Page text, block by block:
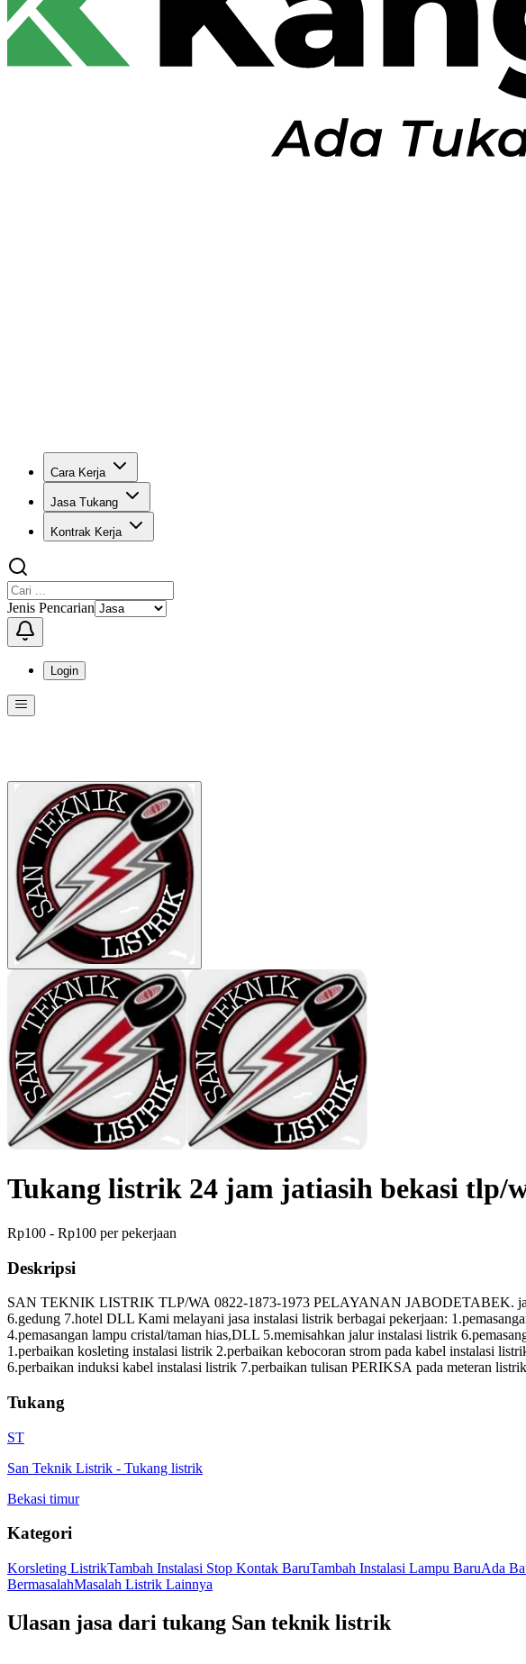
Cara Kerja
Jasa Tukang
Kontrak Kerja
Jenis Pencarian
Login
Menu ini berisi navigasi untuk mengakses fitur-fitur di KangPro
Tukang listrik 24 jam jatiasih bekasi tlp/
Rp100 - Rp100 per pekerjaan
Deskripsi
SAN TEKNIK LISTRIK TLP/WA 0822-1873-1973 PELAYANAN JABODETABEK.
6.gedung 7.hotel DLL Kami melayani jasa instalasi listrik berbagai pekerjaan:
4.pemasangan lampu cristal/taman hias,DLL 5.memisahkan jalur instalasi listrik
1.perbaikan kosleting instalasi listrik 2.perbaikan kebocoran strom pada kabel instalasi
6.perbaikan induksi kabel instalasi listrik 7.perbaikan tulisan PERIKSA pada meteran
Tukang
ST
San Teknik Listrik - Tukang listrik
Bekasi timur
Kategori
Korsleting ListrikTambah Instalasi Stop Kontak BaruTambah Instalasi Lampu BaruAda
BermasalahMasalah Listrik Lainnya
Ulasan jasa dari tukang San teknik listrik